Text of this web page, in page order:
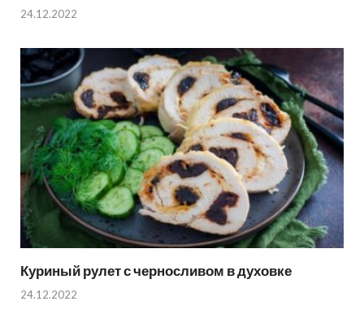
24.12.2022
Куриный рулет с черносливом в духовке
24.12.2022